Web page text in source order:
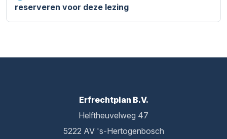
reserveren voor deze lezing
Erfrechtplan B.V.
Helftheuvelweg 47
5222 AV 's-Hertogenbosch